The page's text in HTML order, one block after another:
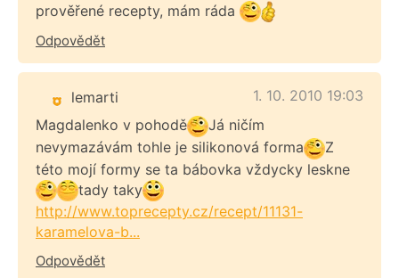
prověřené recepty, mám ráda
Odpovědět
lemarti
1. 10. 2010 19:03
Magdalenko v pohodě
Já ničím
nevymazávám tohle je silikonová forma
Z
této mojí formy se ta bábovka vždycky leskne
tady taky
http://www.toprecepty.cz/recept/11131-
karamelova-b...
Odpovědět